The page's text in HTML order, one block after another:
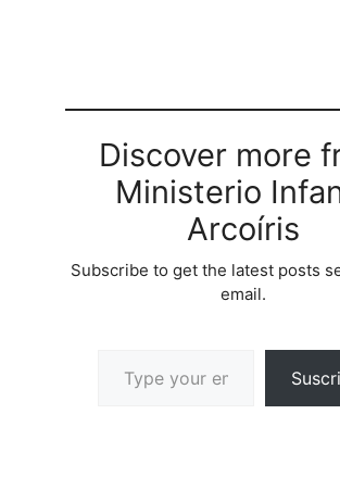
Discover more
Ministerio
Arcoíris
Subscribe to get the latest posts
email.